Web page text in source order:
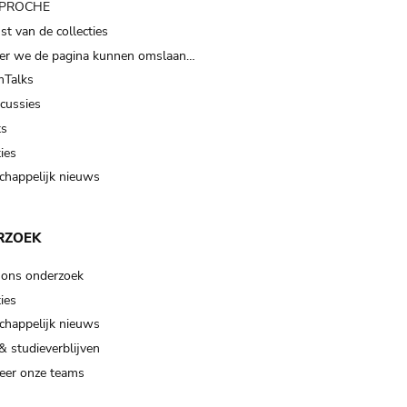
van de collecties
we de pagina kunnen omslaan…
nieuws
onderzoek
nieuws
studieverblijven
onze teams